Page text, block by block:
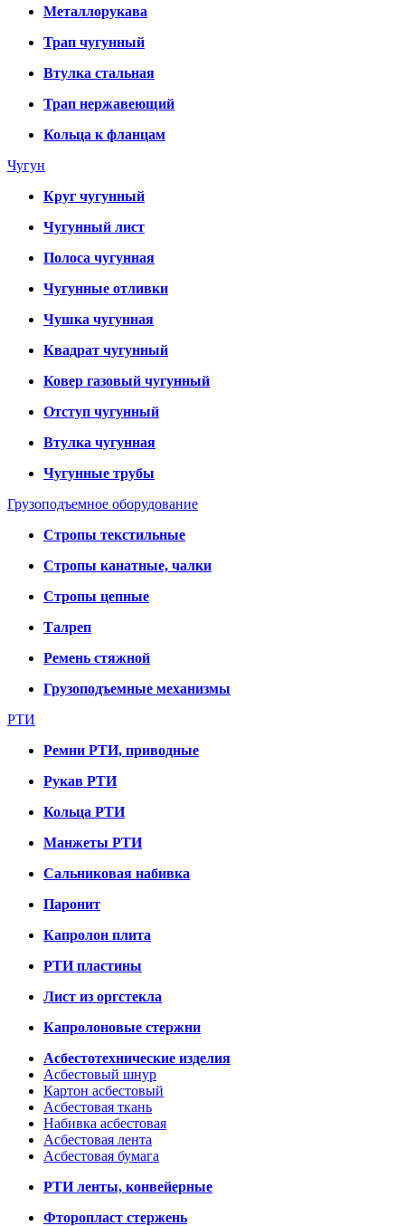
Металлорукава
Трап чугунный
Втулка стальная
Трап нержавеющий
Кольца к фланцам
Чугун
Круг чугунный
Чугунный лист
Полоса чугунная
Чугунные отливки
Чушка чугунная
Квадрат чугунный
Ковер газовый чугунный
Отступ чугунный
Втулка чугунная
Чугунные трубы
Грузоподъемное оборудование
Стропы текстильные
Стропы канатные, чалки
Стропы цепные
Талреп
Ремень стяжной
Грузоподъемные механизмы
РТИ
Ремни РТИ, приводные
Рукав РТИ
Кольца РТИ
Манжеты РТИ
Сальниковая набивка
Паронит
Капролон плита
РТИ пластины
Лист из оргстекла
Капролоновые стержни
Асбестотехнические изделия
Асбестовый шнур
Картон асбестовый
Асбестовая ткань
Набивка асбестовая
Асбестовая лента
Асбестовая бумага
РТИ ленты, конвейерные
Фторопласт стержень